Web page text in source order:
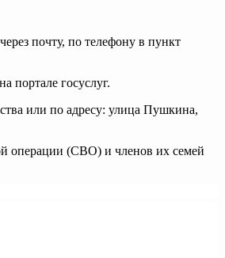
почту, по телефону в пункт
на портале госуслуг.
или по адресу: улица Пушкина,
операции (СВО) и членов их семей